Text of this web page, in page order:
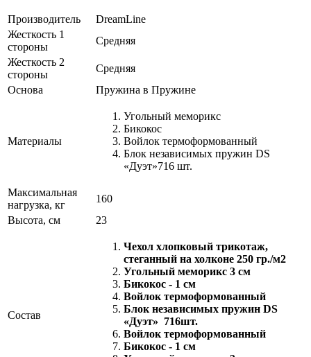
Производитель
DreamLine
Жесткость 1
стороны
Средняя
Жесткость 2
стороны
Средняя
Основа
Пружина в Пружине
Материалы
Угольный меморикс
Бикокос
Войлок термоформованный
Блок независимых пружин DS
«Дуэт»716 шт.
Максимальная
нагрузка, кг
160
Высота, см
23
Состав
Чехол хлопковый трикотаж,
стеганный на холконе 250 гр./м2
Угольный меморикс 3 см
Бикокос - 1 см
Войлок термоформованный
Блок независимых пружин DS
«Дуэт» 716шт.
Войлок термоформованный
Бикокос - 1 см